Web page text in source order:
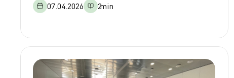
07.04.2026 2min